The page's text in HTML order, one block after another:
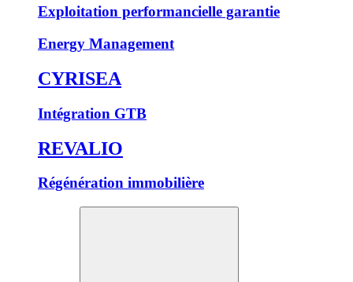
Exploitation performancielle garantie
Energy Management
CYRISEA
Intégration GTB
REVALIO
Régénération immobilière